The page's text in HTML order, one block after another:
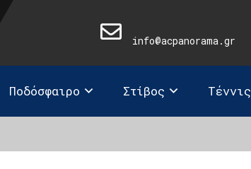
info@acpanorama.gr
Ποδόσφαιρο Στίβος Τέννις